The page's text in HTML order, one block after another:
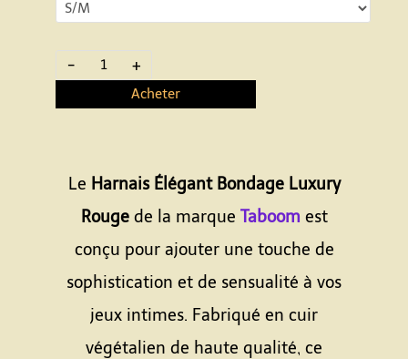
- +
Acheter
Le Harnais Élégant Bondage Luxury
Rougede la marque Taboom est
conçu pour ajouter une touche de
sophistication et de sensualité à vos
jeux intimes. Fabriqué en cuir
végétalien de haute qualité, ce